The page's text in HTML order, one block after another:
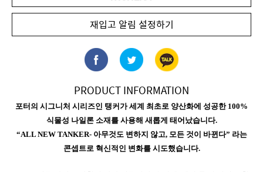
재입고 알림 설정하기
PRODUCT INFORMATION
포터의 시그니처 시리즈인 탱커가 세계 최초로 양산화에 성공한 100%
식물성 나일론 소재를 사용해 새롭게 태어났습니다.
“ALL NEW TANKER- 아무것도 변하지 않고, 모든 것이 바뀐다” 라는
콘셉트로 혁신적인 변화를 시도했습니다.